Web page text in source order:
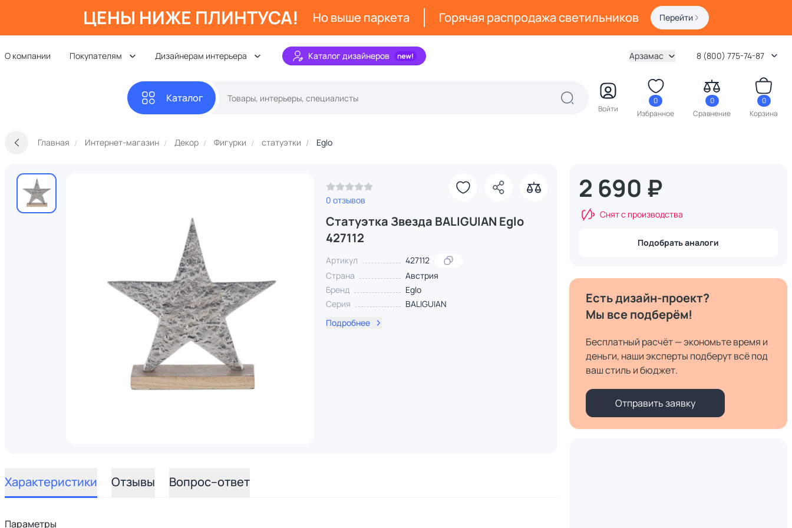
ЦЕНЫ НИЖЕ ПЛИНТУСА! Но выше паркета Горячая распродажа светильников Перейти
О компании Покупателям Дизайнерам интерьера Каталог дизайнеров Арзамас 8 (800) 775-74-87
Каталог
Войти
0
Избранное
0
Сравнение
0
Корзина
Главная Интернет-магазин Декор Фигурки статуэтки Eglo
0 отзывов
Статуэтка Звезда BALIGUIAN Eglo
427112
Артикул
427112
Страна
Австрия
Бренд
Eglo
Серия
BALIGUIAN
Подробнее
Характеристики Отзывы Вопрос–ответ
Параметры
2 690 ₽
Снят с производства
Подобрать аналоги
Есть дизайн-проект?
Мы все подберём!
Бесплатный расчёт — экономьте время и
деньги, наши эксперты подберут всё под
ваш стиль и бюджет.
Отправить заявку